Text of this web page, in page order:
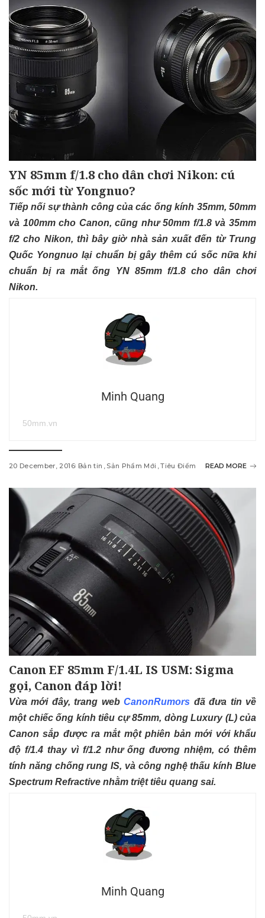
YN 85mm f/1.8 cho dân chơi Nikon: cú
sốc mới từ Yongnuo?
Tiếp nối sự thành công của các ống kính 35mm, 50mm
và 100mmcho Canon, cũng như 50mm f/1.8 và 35mm
f/2 cho Nikon, thì bây giờ nhà sản xuất đến từ Trung
Quốc Yongnuo lại chuẩn bị gây thêm cú sốc nữa khi
chuẩn bị ra mắt ống YN 85mm f/1.8 cho dân chơi
Nikon.
Minh Quang
50mm.vn
20 December, 2016 Bản tin Sản Phẩm Mới Tiêu Điểm READ MORE
Canon EF 85mm F/1.4L IS USM: Sigma
gọi, Canon đáp lời!
Vừa mới đây, trang webCanonRumors đã đưa tin về
một chiếc ống kính tiêu cự 85mm, dòng Luxury (L) của
Canon sắp được ra mắt một phiên bản mới với khẩu
độ f/1.4 thay vì f/1.2 như ống đương nhiệm, có thêm
tính năng chống rung IS, và công nghệ thấu kính Blue
Spectrum Refractive nhằm triệt tiêu quang sai.
Minh Quang